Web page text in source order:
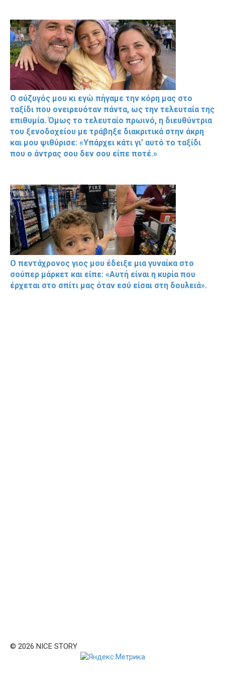
Ο σύζυγός μου κι εγώ πήγαμε την κόρη μας στο
ταξίδι που ονειρευόταν πάντα, ως την τελευταία της
επιθυμία. Όμως το τελευταίο πρωινό, η διευθύντρια
του ξενοδοχείου με τράβηξε διακριτικά στην άκρη
και μου ψιθύρισε: «Υπάρχει κάτι γι’ αυτό το ταξίδι
που ο άντρας σου δεν σου είπε ποτέ.»
Ο πεντάχρονος γιος μου έδειξε μια γυναίκα στο
σούπερ μάρκετ και είπε: «Αυτή είναι η κυρία που
έρχεται στο σπίτι μας όταν εσύ είσαι στη δουλειά».
© 2026 NICE STORY